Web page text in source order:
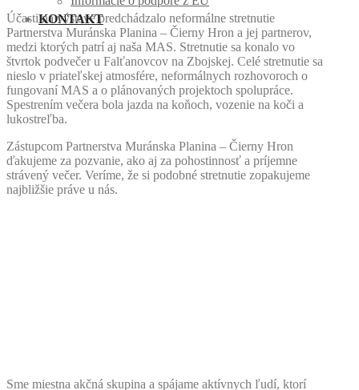
KONTAKT
Účasti na výstave predchádzalo neformálne stretnutie
Partnerstva Muránska Planina – Čierny Hron a jej partnerov,
medzi ktorých patrí aj naša MAS. Stretnutie sa konalo vo
štvrtok podvečer u Falťanovcov na Zbojskej. Celé stretnutie sa
nieslo v priateľskej atmosfére, neformálnych rozhovoroch o
fungovaní MAS a o plánovaných projektoch spolupráce.
Spestrením večera bola jazda na koňoch, vozenie na koči a
lukostreľba.
Zástupcom Partnerstva Muránska Planina – Čierny Hron
ďakujeme za pozvanie, ako aj za pohostinnosť a príjemne
strávený večer. Veríme, že si podobné stretnutie zopakujeme
najbližšie práve u nás.
Sme miestna akčná skupina a spájame aktívnych ľudí, ktorí